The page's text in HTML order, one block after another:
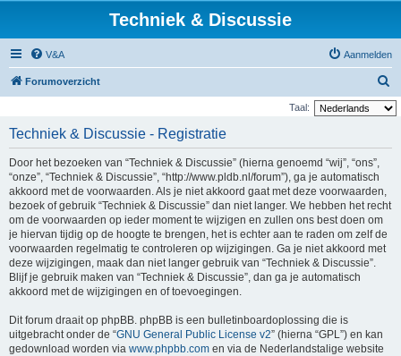
Techniek & Discussie
V&A Aanmelden
Forumoverzicht
o
Taal:
Techniek & Discussie - Registratie
Door het bezoeken van “Techniek & Discussie” (hierna genoemd “wij”, “ons”,
“onze”, “Techniek & Discussie”, “http://www.pldb.nl/forum”), ga je automatisch
akkoord met de voorwaarden. Als je niet akkoord gaat met deze voorwaarden,
bezoek of gebruik “Techniek & Discussie” dan niet langer. We hebben het recht
om de voorwaarden op ieder moment te wijzigen en zullen ons best doen om
je hiervan tijdig op de hoogte te brengen, het is echter aan te raden om zelf de
voorwaarden regelmatig te controleren op wijzigingen. Ga je niet akkoord met
deze wijzigingen, maak dan niet langer gebruik van “Techniek & Discussie”.
Blijf je gebruik maken van “Techniek & Discussie”, dan ga je automatisch
akkoord met de wijzigingen en of toevoegingen.
Dit forum draait op phpBB. phpBB is een bulletinboardoplossing die is
uitgebracht onder de “GNU General Public License v2” (hierna “GPL”) en kan
gedownload worden via www.phpbb.com en via de Nederlandstalige website